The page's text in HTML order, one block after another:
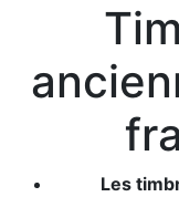
Les